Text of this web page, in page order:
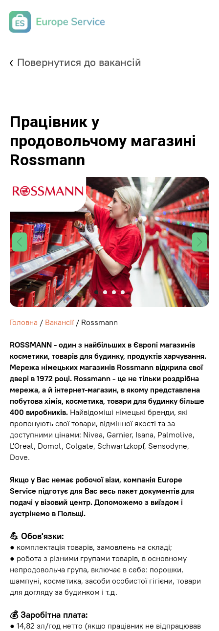
Повернутися до вакансій
Працівник у
продовольчому магазині
Rossmann
Головна / Вакансії/ Rossmann
ROSSMANN - один з найбільших в Європі магазинів
косметики, товарів для будинку, продуктів харчування.
Мережа німецьких магазинів Rossmann відкрила свої
двері в 1972 році. Rossmann - це не тільки роздрібна
мережа, а й інтернет-магазин, в якому представлена
побутова хімія, косметика, товари для будинку більше
400 виробників. Найвідоміші німецькі бренди, які
пропонують свої товари, відмінної якості та за
доступними цінами: Nivea, Garnier, Isana, Palmolive,
L'Oreal, Domol, Colgate, Schwartzkopf, Sensodyne,
Dove.
Якщо у Вас немає робочої візи, компанія Europe
Service підготує для Вас весь пакет документів для
подачі у візовий центр. Допоможемо з виїздом і
зустрінемо в Польщі.
💪 Обов'язки:
● комплектація товарів, замовлень на складі;
● робота з різними групами товарів, в основному
непродовольча група, включає в себе: порошки,
шампуні, косметика, засоби особистої гігієни, товари
для догляду за будинком і т.д.
💰 Заробітна плата:
● 14,82 зл/год нетто (якщо працівник не відпрацював